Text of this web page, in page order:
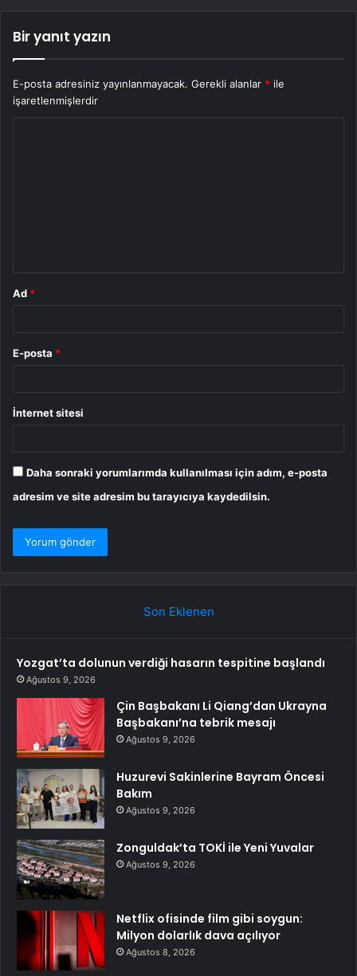
Bir yanıt yazın
E-posta adresiniz yayınlanmayacak. Gerekli alanlar * ile
işaretlenmişlerdir
Ad *
E-posta *
İnternet sitesi
Daha sonraki yorumlarımda kullanılması için adım, e-posta
adresim ve site adresim bu tarayıcıya kaydedilsin.
Son Eklenen
Yozgat’ta dolunun verdiği hasarın tespitine başlandı
Ağustos 9, 2026
Çin Başbakanı Li Qiang’dan Ukrayna
Başbakanı’na tebrik mesajı
Ağustos 9, 2026
Huzurevi Sakinlerine Bayram Öncesi
Bakım
Ağustos 9, 2026
Zonguldak’ta TOKİ ile Yeni Yuvalar
Ağustos 9, 2026
Netflix ofisinde film gibi soygun:
Milyon dolarlık dava açılıyor
Ağustos 8, 2026